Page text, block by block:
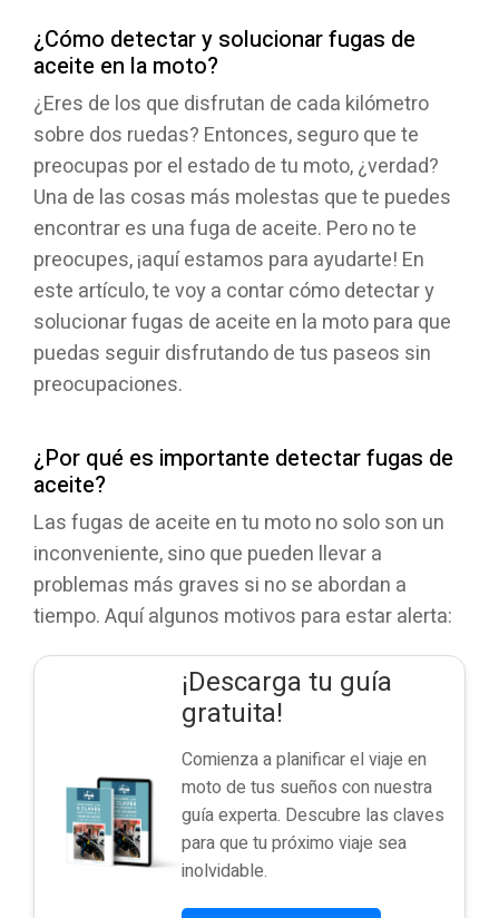
¿Cómo detectar y solucionar fugas de
aceite en la moto?
¿Eres de los que disfrutan de cada kilómetro
sobre dos ruedas? Entonces, seguro que te
preocupas por el estado de tu moto, ¿verdad?
Una de las cosas más molestas que te puedes
encontrar es una fuga de aceite. Pero no te
preocupes, ¡aquí estamos para ayudarte! En
este artículo, te voy a contar cómo detectar y
solucionar fugas de aceite en la moto para que
puedas seguir disfrutando de tus paseos sin
preocupaciones.
¿Por qué es importante detectar fugas de
aceite?
Las fugas de aceite en tu moto no solo son un
inconveniente, sino que pueden llevar a
problemas más graves si no se abordan a
tiempo. Aquí algunos motivos para estar alerta:
¡Descarga tu guía
gratuita!
Comienza a planificar el viaje en
moto de tus sueños con nuestra
guía experta. Descubre las claves
para que tu próximo viaje sea
inolvidable.